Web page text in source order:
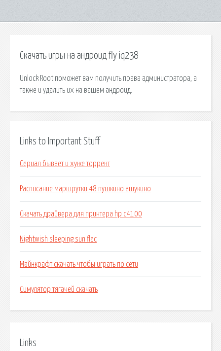
Скачать игры на андроид fly iq238
Unlock Root поможет вам получить права администратора, а
также и удалить их на вашем андроид.
Links to Important Stuff
Сериал бывает и хуже торрент
Расписание маршрутки 48 пушкино ашукино
Скачать драйвера для принтера hp c4100
Nightwish sleeping sun flac
Майнкрафт скачать чтобы играть по сети
Симулятор тягачей скачать
Links